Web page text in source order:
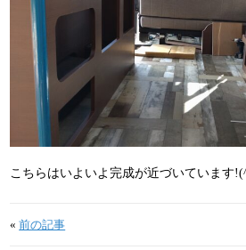
こちらはいよいよ完成が近づいています
«前の記事